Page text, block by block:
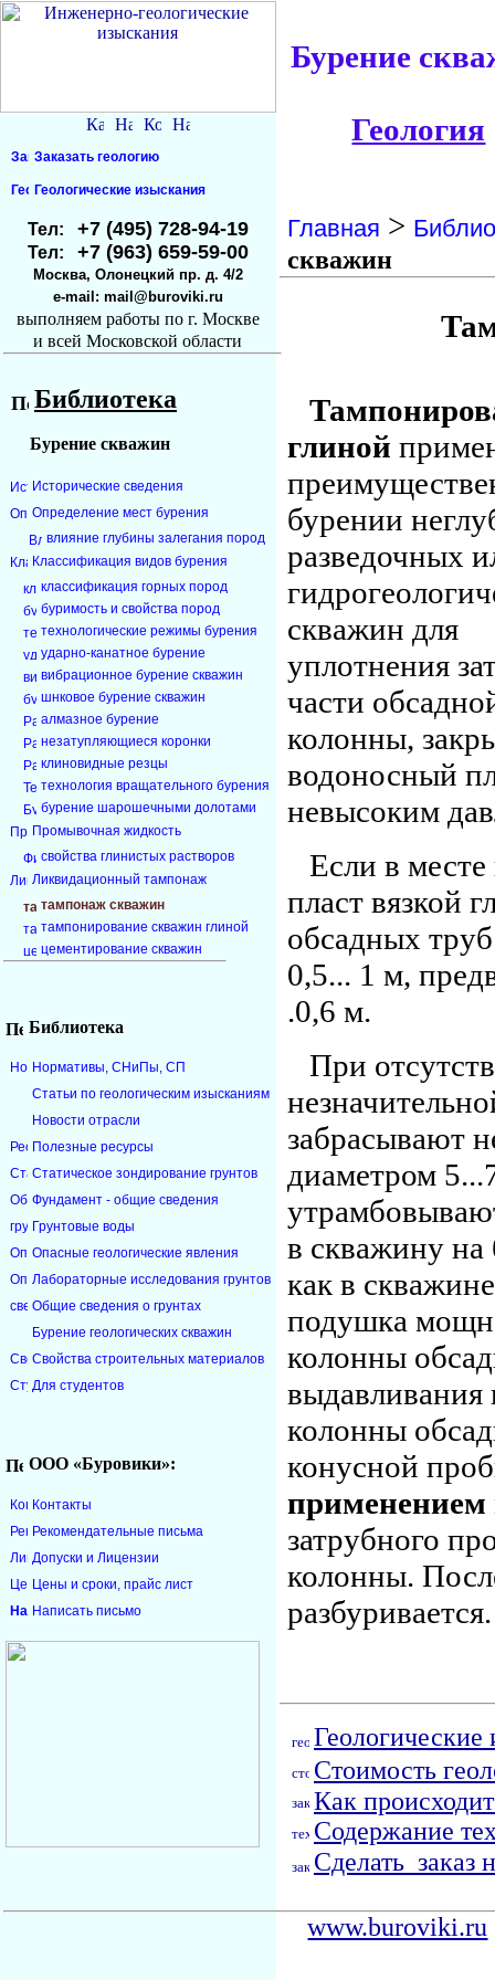
Бурение
Заказать геологию
Геологические изыскания
Тел: +7 (495) 728-94-19
Тел: +7 (963) 659-59-00
Москва, Олонецкий пр. д. 4/2
e-mail: mail@buroviki.ru
выполняем работы по г. Москве
и всей Московской области
Библиотека
Бурение скважин
Исторические сведения
Определение мест бурения
влияние глубины залегания пород
Классификация видов бурения
классификация горных пород
буримость и свойства пород
технологические режимы бурения
ударно-канатное бурение
вибрационное бурение скважин
шнковое бурение скважин
алмазное бурение
незатупляющиеся коронки
клиновидные резцы
технология вращательного бурения
бурение шарошечными долотами
Промывочная жидкость
свойства глинистых растворов
Ликвидационный тампонаж
тампонаж скважин
тампонирование скважин глиной
цементирование скважин
Библиотека
Нормативы, CНиПы, СП
Статьи по геологическим изысканиям
Новости отрасли
Полезные ресурсы
Статическое зондирование грунтов
Фундамент - общие сведения
Грунтовые воды
Опасные геологические явления
Лабораторные исследования грунтов
Общие сведения о грунтах
Бурение геологических скважин
Свойства строительных материалов
Для студентов
ООО «Буровики»:
Контакты
Рекомендательные письма
Допуски и Лицензии
Цены и сроки, прайс лист
Написать письмо
Геология
Главная >
скважин
глиной
бурении
разведочных
скважин для
уплотнения
части
колонны,
водоносный
невысоким
Если в месте
пласт вязкой
обсадных
0,5... 1 м,
.0,6 м.
При
забрасывают
диаметром
в скважину на
как в
подушка
колонны
выдавливания
колонны
конусной
применением
затрубного
колонны.
разбуривается.
Стоимость
Как
Содержание
Сделать заказ
www.buroviki.ru